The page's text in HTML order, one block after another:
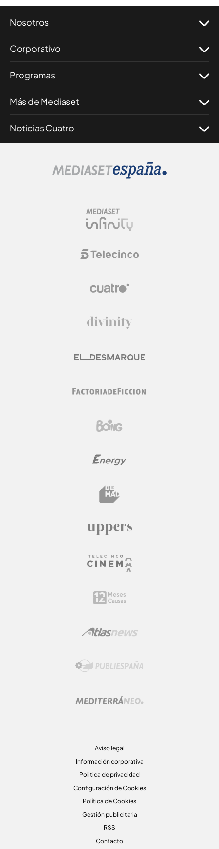
Nosotros
Corporativo
Programas
Más de Mediaset
Noticias Cuatro
Aviso legal
Información corporativa
Politica de privacidad
Configuración de Cookies
Política de Cookies
Gestión publicitaria
RSS
Contacto